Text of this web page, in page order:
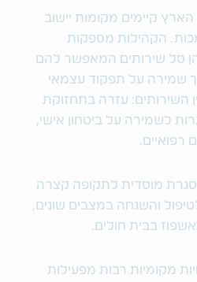
קיימים מקומות יישוב
הקהילות מספקות
סל שירותים המאפשר להם
שמירה על תפקוד עצמאי
השירותים: עזרה בתחזוקת
לשמירה על ביטחון אישי,
רפואיים.
מוסדית לתקופה קצרה
והשגחה במצבים שונים,
בבית חולים.
מקומיות רבות מפעילות